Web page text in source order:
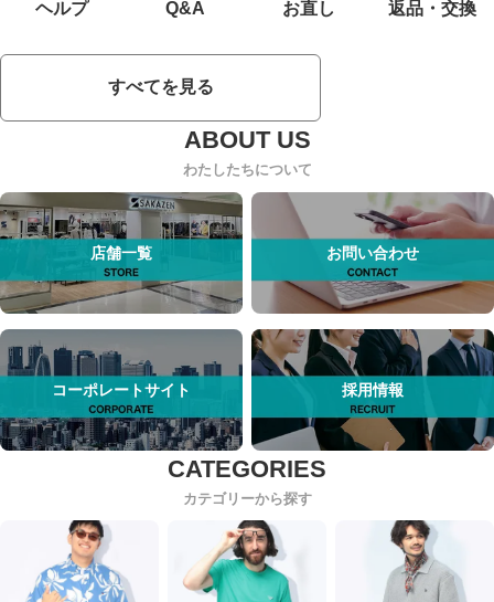
ヘルプ Q&A お直し 返品・交換
すべてを見る
わたしたちについて
店舗一覧 お問い合わせ
コーポレートサイト 採用情報
カテゴリーから探す